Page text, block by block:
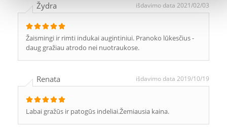
Žydra išdavimo data 2021/02/03
Žaismingi ir rimti indukai augintiniui. Pranoko lūkesčius -
daug gražiau atrodo nei nuotraukose.
Renata išdavimo data 2019/10/19
Labai gražūs ir patogūs indeliai.Žemiausia kaina.